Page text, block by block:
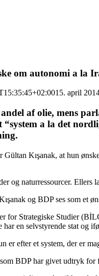
om autonomi a la
15. april
af olie, mens
“system a la det
Kışanak, at hun
og naturressourcer. Ellers
og BDP ses som et
for Strategiske Studier
en selvstyrende stat og
er efter et system, der er
BDP har givet udtryk